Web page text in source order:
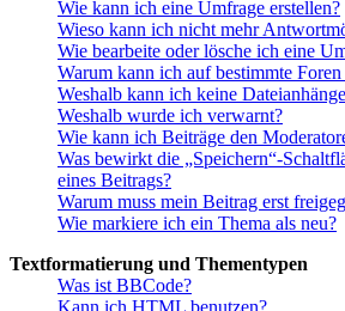
Wie kann ich eine Umfrage erstellen?
Wieso kann ich nicht mehr
Wie bearbeite oder lösche ich eine
Warum kann ich auf bestimmte
Weshalb kann ich keine
Weshalb wurde ich verwarnt?
Wie kann ich Beiträge den
Was bewirkt die „Speichern“-
eines Beitrags?
Warum muss mein Beitrag erst
Wie markiere ich ein Thema als neu?
Textformatierung und Thementypen
Was ist BBCode?